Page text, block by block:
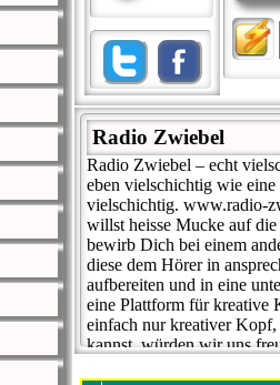
Radio Zwiebel
Radio Zwiebel – echt
eben vielschichtig wie
vielschichtig. www.radio-
willst heisse Mucke auf
bewirb Dich bei einem
diese dem Hörer in
aufbereiten und in eine
eine Plattform für kreative
einfach nur kreativer Kopf,
kannst, würden wir uns